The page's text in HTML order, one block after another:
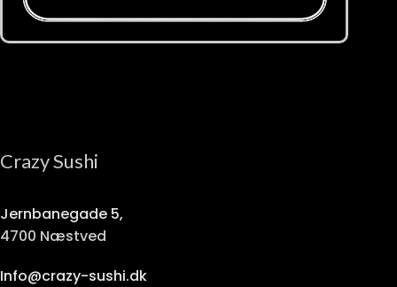
Crazy Sushi
Jernbanegade 5,
4700 Næstved
Info@crazy-sushi.dk